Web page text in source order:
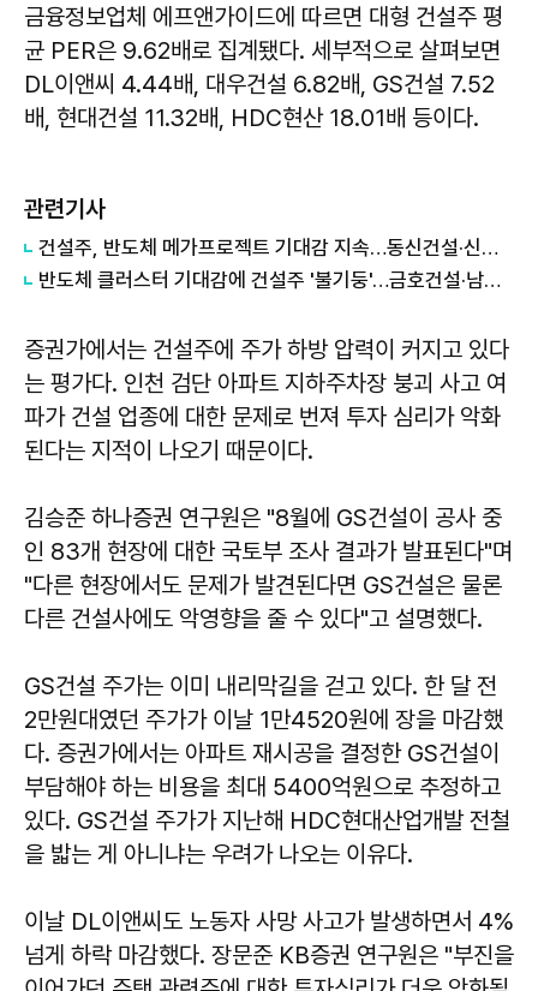
금융정보업체 에프앤가이드에 따르면 대형 건설주 평
균 PER은 9.62배로 집계됐다. 세부적으로 살펴보면
DL이앤씨 4.44배, 대우건설 6.82배, GS건설 7.52
배, 현대건설 11.32배, HDC현산 18.01배 등이다.
관련기사
건설주, 반도체 메가프로젝트 기대감 지속…동신건설·신원종합개발 등 무더기 상한가
반도체 클러스터 기대감에 건설주 '불기둥'…금호건설·남화토건 상한가
증권가에서는 건설주에 주가 하방 압력이 커지고 있다
는 평가다. 인천 검단 아파트 지하주차장 붕괴 사고 여
파가 건설 업종에 대한 문제로 번져 투자 심리가 악화
된다는 지적이 나오기 때문이다.
김승준 하나증권 연구원은 "8월에 GS건설이 공사 중
인 83개 현장에 대한 국토부 조사 결과가 발표된다"며
"다른 현장에서도 문제가 발견된다면 GS건설은 물론
다른 건설사에도 악영향을 줄 수 있다"고 설명했다.
GS건설 주가는 이미 내리막길을 걷고 있다. 한 달 전
2만원대였던 주가가 이날 1만4520원에 장을 마감했
다. 증권가에서는 아파트 재시공을 결정한 GS건설이
부담해야 하는 비용을 최대 5400억원으로 추정하고
있다. GS건설 주가가 지난해 HDC현대산업개발 전철
을 밟는 게 아니냐는 우려가 나오는 이유다.
이날 DL이앤씨도 노동자 사망 사고가 발생하면서 4%
넘게 하락 마감했다. 장문준 KB증권 연구원은 "부진을